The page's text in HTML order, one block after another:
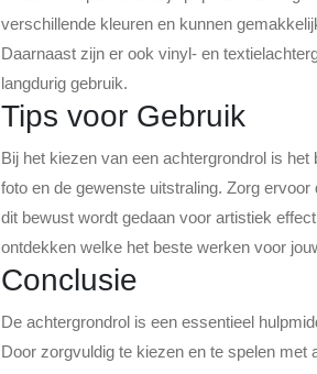
verschillende kleuren en kunnen
Daarnaast zijn er ook vinyl- en
langdurig gebruik.
Tips voor Gebruik
Bij het kiezen van een achtergrondrol is
foto en de gewenste uitstraling. Zorg
dit bewust wordt gedaan voor artistiek
ontdekken welke het beste werken voor
Conclusie
De achtergrondrol is een essentieel
Door zorgvuldig te kiezen en te spelen met